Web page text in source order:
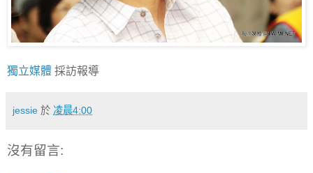
獨立媒體 採訪報導
jessie 於 凌晨4:00
沒有留言: